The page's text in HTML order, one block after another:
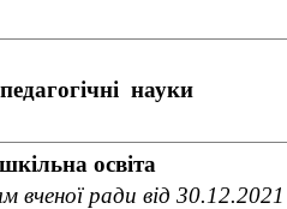
науки
освіта
вченої ради від 30.12.2021